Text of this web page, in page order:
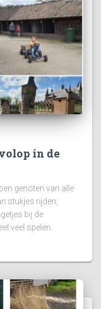
in de
genoten van alle
stukjes rijden,
bij de
veel spelen.